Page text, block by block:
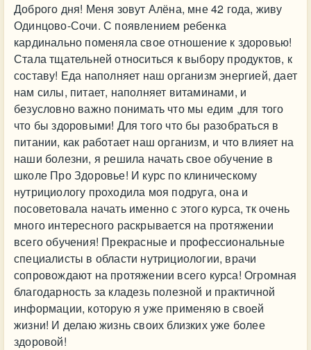
Доброго дня! Меня зовут Алёна, мне 42 года, живу
Одинцово-Сочи. С появлением ребенка
кардинально поменяла свое отношение к здоровью!
Стала тщательней относиться к выбору продуктов, к
составу! Еда наполняет наш организм энергией, дает
нам силы, питает, наполняет витаминами, и
безусловно важно понимать что мы едим ,для того
что бы здоровыми! Для того что бы разобраться в
питании, как работает наш организм, и что влияет на
наши болезни, я решила начать свое обучение в
школе Про Здоровье! И курс по клиническому
нутрициологу проходила моя подруга, она и
посоветовала начать именно с этого курса, тк очень
много интересного раскрывается на протяжении
всего обучения! Прекрасные и профессиональные
специалисты в области нутрициологии, врачи
сопровождают на протяжении всего курса! Огромная
благодарность за кладезь полезной и практичной
информации, которую я уже применяю в своей
жизни! И делаю жизнь своих близких уже более
здоровой!